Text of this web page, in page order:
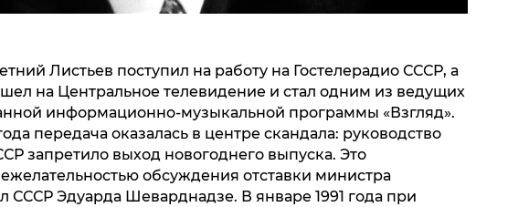
Листьев поступил на работу на Гостелерадио СССР, а
на Центральное телевидение и стал одним из ведущих
информационно-музыкальной программы «Взгляд».
передача оказалась в центре скандала: руководство
запретило выход новогоднего выпуска. Это
обсуждения отставки министра
СССР Эдуарда Шеварднадзе. В январе 1991 года при